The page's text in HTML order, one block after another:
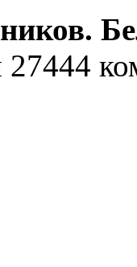
27444